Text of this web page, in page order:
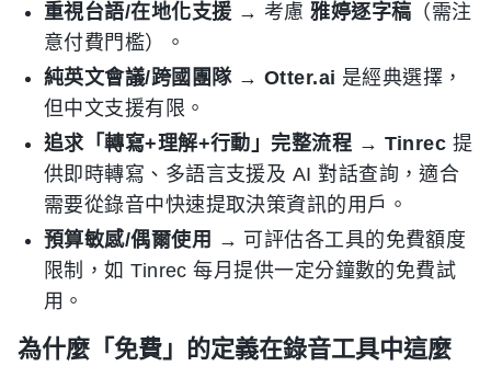
重視台語/在地化支援 → 考慮雅婷逐字稿 （需注
意付費門檻）。
純英文會議/跨國團隊→ Otter.ai 是經典選擇，
但中文支援有限。
追求「轉寫+理解+行動」完整流程 → Tinrec 提
供即時轉寫、多語言支援及 AI 對話查詢，適合
需要從錄音中快速提取決策資訊的用戶。
預算敏感/偶爾使用 → 可評估各工具的免費額度
限制，如 Tinrec 每月提供一定分鐘數的免費試
用。
為什麼「免費」的定義在錄音工具中這麼